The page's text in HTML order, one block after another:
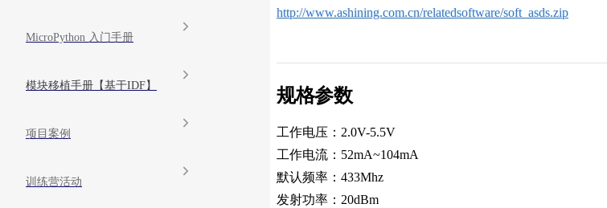
MicroPython 入门手册
模块移植手册【基于IDF】
项目案例
训练营活动
http://www.ashining.com.cn/relatedsoftware/soft_asds.zip
规格参数
工作电压：2.0V-5.5V
工作电流：52mA~104mA
默认频率：433Mhz
发射功率：20dBm